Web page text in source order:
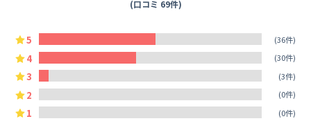
(口コミ 69件)
5 (36件)
4 (30件)
3 (3件)
2 (0件)
1 (0件)